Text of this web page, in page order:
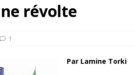
comptent: l’urgence de la démilitarisation de
révolte
1
Par Lamine Torki